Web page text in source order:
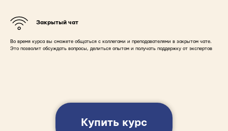
Закрытый чат
Во время курса вы сможете общаться с коллегами и преподавателями в закрытом чате.
Это позволит обсуждать вопросы, делиться опытом и получать поддержку от экспертов
Купить курс